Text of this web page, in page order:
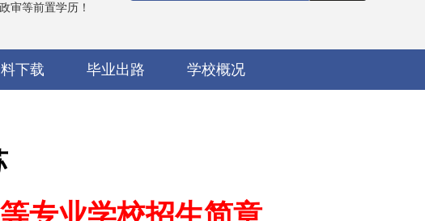
审等前置学历！
下载 毕业出路 学校概况